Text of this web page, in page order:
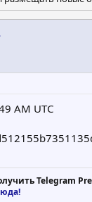
AM UTC
Telegram